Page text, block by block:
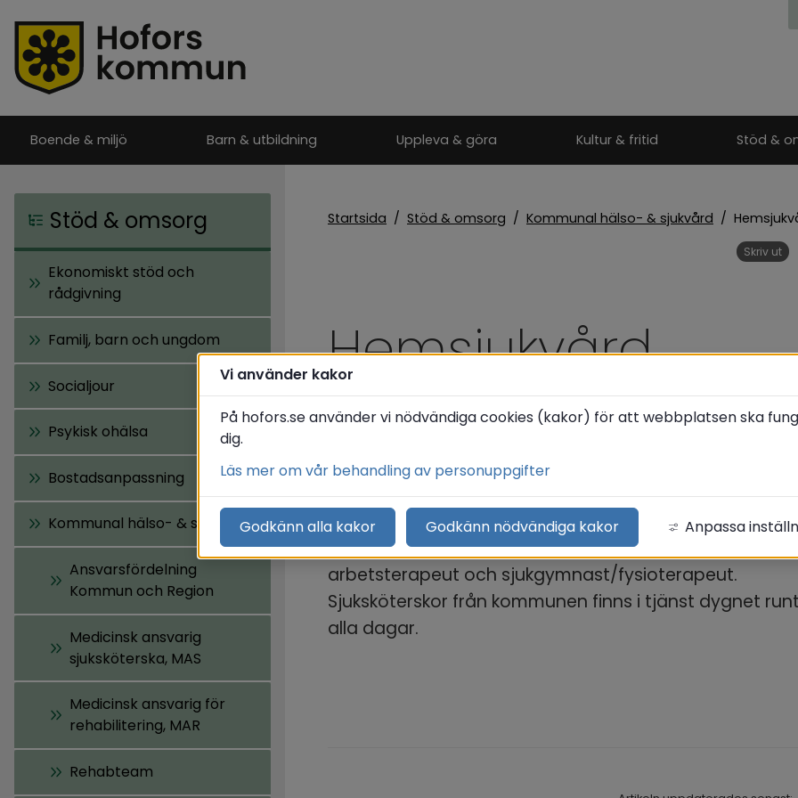
Boende & miljö Barn & utbildning Uppleva & göra Kultur & fritid Stöd &
Stöd & omsorg
Ekonomiskt stöd och
rådgivning
Familj, barn och ungdom
Socialjour
Psykisk ohälsa
Bostadsanpassning
Kommunal hälso- & sjukvård
Ansvarsfördelning
Kommun och Region
Medicinsk ansvarig
sjuksköterska, MAS
Medicinsk ansvarig för
rehabilitering, MAR
Rehabteam
Startsida / Stöd & omsorg / Kommunal hälso- & sjukvård /
Skriv ut
Hemsjukvård
Hemsjukvård är hälso- och sjukvårdande insatser som
ditt hem. Det kan t ex vara hjälp med dina mediciner,
såromläggning, provtagning, rådgivning, utprovning av
hjälpmedel och rehabilitering i hemmet.
Vi som arbetar i hemsjukvården är sjuksköterskor,
arbetsterapeut och sjukgymnast/fysioterapeut.
Sjuksköterskor från kommunen finns i tjänst dygnet
alla dagar.
Vi använder kakor
På hofors.se använder vi nödvändiga cookies (kakor) för att webbplatsen ska
dig.
Läs mer om vår behandling av personuppgifter
Godkänn alla kakor Godkänn nödvändiga kakor Anpassa